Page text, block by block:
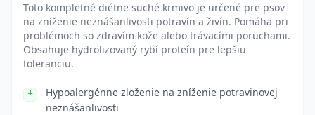
Toto kompletné diétne suché krmivo je určené pre psov
na zníženie neznášanlivosti potravín a živín. Pomáha pri
problémoch so zdravím kože alebo trávacími poruchami.
Obsahuje hydrolizovaný rybí proteín pre lepšiu
toleranciu.
Hypoalergénne zloženie na zníženie potravinovej
neznášanlivosti